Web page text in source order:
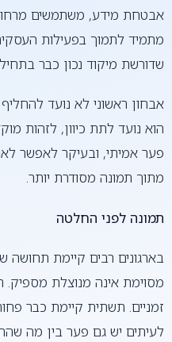
אבטחת מידע, משתמשים
מתמיד לתמוך בפעילות
שדורשת מיקוד נכון כבר
אבחון ראשוני לא נועד
הוא נועד לתת כיוון, לזהות
פער אמיתי, ובעיקר לאפשר
מתוך תמונה מסודרת יותר.
תמונה לפני החלטה
בארגונים רבים קיימת תחושה
מסוימת אינה מנוצלת מספיק.
זמניים. תשתית קיימת כבר
לעיתים יש גם פער בין מה